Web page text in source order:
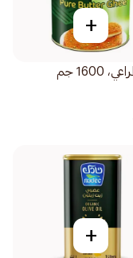
+
1600 جم
+